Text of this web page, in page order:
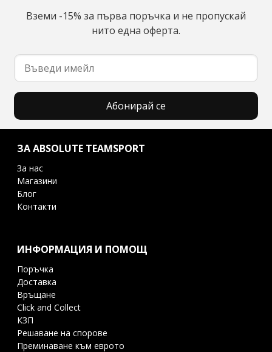
Вземи -15% за първа поръчка и не пропускай
нито една оферта.
Абонирай се
ЗА ABSOLUTE TEAMSPORT
За нас
Магазини
Блог
Контакти
ИНФОРМАЦИЯ И ПОМОЩ
Поръчка
Доставка
Връщане
Click and Collect
КЗП
Решаване на спорове
Преминаване към еврото